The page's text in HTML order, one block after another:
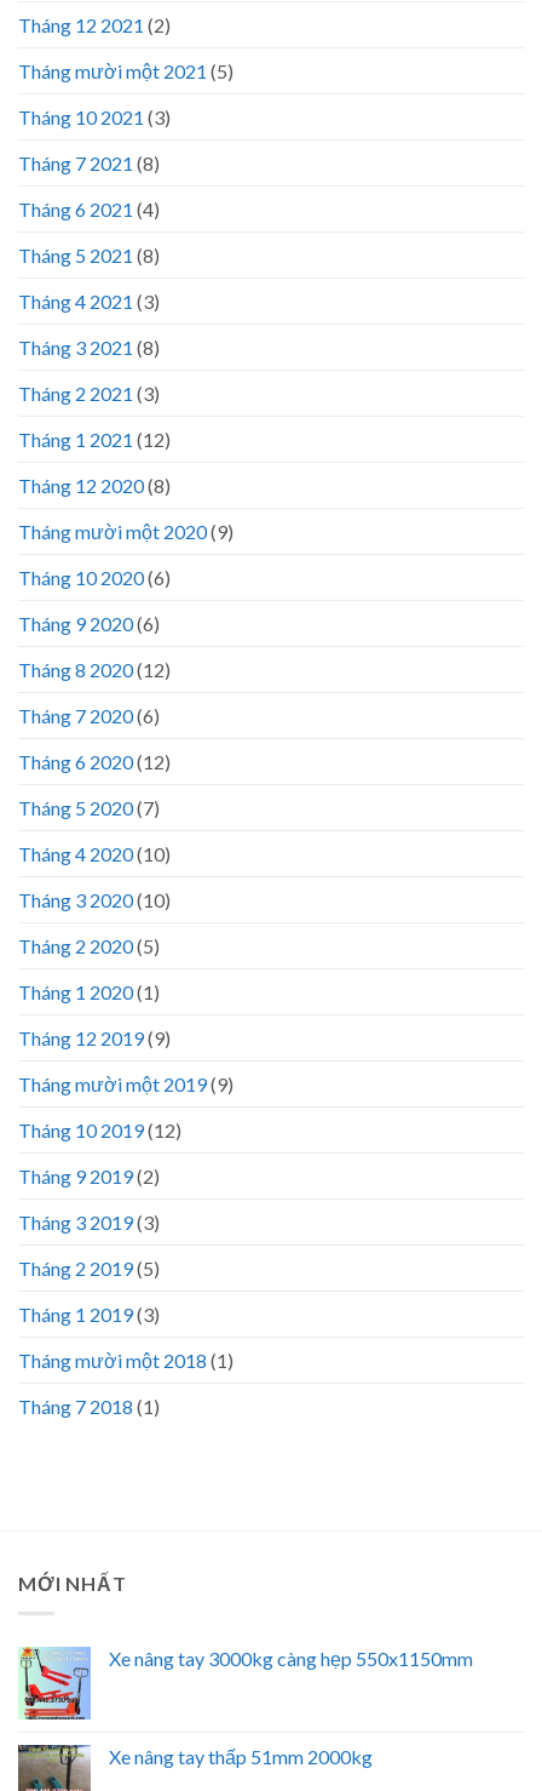
Tháng 12 2021 (2)
Tháng mười một 2021 (5)
Tháng 10 2021 (3)
Tháng 7 2021 (8)
Tháng 6 2021 (4)
Tháng 5 2021 (8)
Tháng 4 2021 (3)
Tháng 3 2021 (8)
Tháng 2 2021 (3)
Tháng 1 2021 (12)
Tháng 12 2020(8)
Tháng mười một 2020(9)
Tháng 10 2020(6)
Tháng 9 2020(6)
Tháng 8 2020(12)
Tháng 7 2020(6)
Tháng 6 2020(12)
Tháng 5 2020(7)
Tháng 4 2020(10)
Tháng 3 2020(10)
Tháng 2 2020(5)
Tháng 1 2020(1)
Tháng 12 2019(9)
Tháng mười một 2019(9)
Tháng 10 2019(12)
Tháng 9 2019(2)
Tháng 3 2019(3)
Tháng 2 2019(5)
Tháng 1 2019(3)
Tháng mười một 2018 (1)
Tháng 7 2018 (1)
MỚI NHẤT
Xe nâng tay 3000kg càng hẹp 550x1150mm
Xe nâng tay thấp 51mm 2000kg